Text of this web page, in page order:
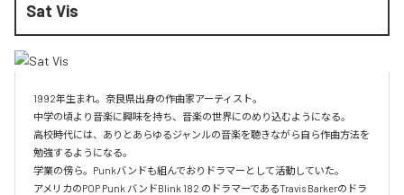
Sat Vis
1992年生まれ。奈良県出身の作曲家アーティスト。
中学の頃より音楽に興味を持ち、音楽の世界にのめり込むようになる。
高校時代には、ありとあらゆるジャンルの音楽を聴きながら自ら作曲方法を
勉強するようになる。
学業の傍ら。Punkバンドも組んでおりドラマーとして活動していた。
アメリカのPOP Punk バンドBlink 182 のドラマーであるTravis Barkerのドラ